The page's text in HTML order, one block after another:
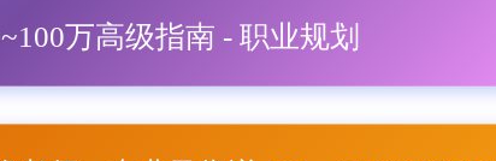
万高级指南 - 职业规划